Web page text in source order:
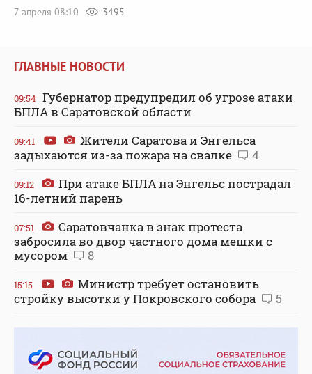
7 апреля 08:10
3495
ГЛАВНЫЕ НОВОСТИ
09:54 Губернатор предупредил об угрозе атаки
БПЛА в Саратовской области
09:41
Жители Саратова и Энгельса
задыхаются из-за пожара на свалке
4
09:12
При атаке БПЛА на Энгельс пострадал
16-летний парень
07:51
Саратовчанка в знак протеста
забросила во двор частного дома мешки с
мусором
8
15:15
Министр требует остановить
стройку высотки у Покровского собора
5